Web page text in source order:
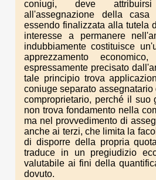
coniugi, deve
all'assegnazione della
essendo finalizzata alla tutela
interesse a permanere
indubbiamente costituisce
apprezzamento
espressamente precisato
tale principio trova
coniuge separato
comproprietario, perché il suo
non trova fondamento nella
ma nel provvedimento di
anche ai terzi, che limita la
di disporre della propria
traduce in un pregiudizio
valutabile ai fini della
dovuto.